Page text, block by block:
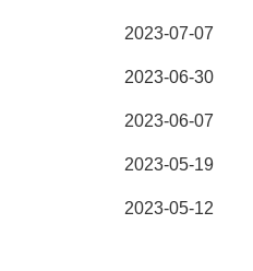
2023-07-07
2023-06-30
2023-06-07
2023-05-19
2023-05-12